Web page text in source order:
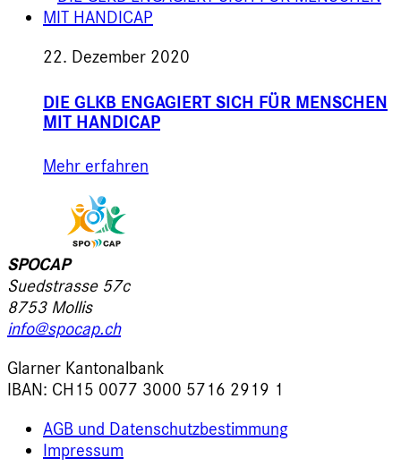
22. Dezember 2020
DIE GLKB ENGAGIERT SICH FÜR MENSCHEN
MIT HANDICAP
Mehr erfahren
SPOCAP
Suedstrasse 57c
8753 Mollis
info@spocap.ch
Glarner Kantonalbank
IBAN: CH15 0077 3000 5716 2919 1
AGB und Datenschutzbestimmung
Impressum